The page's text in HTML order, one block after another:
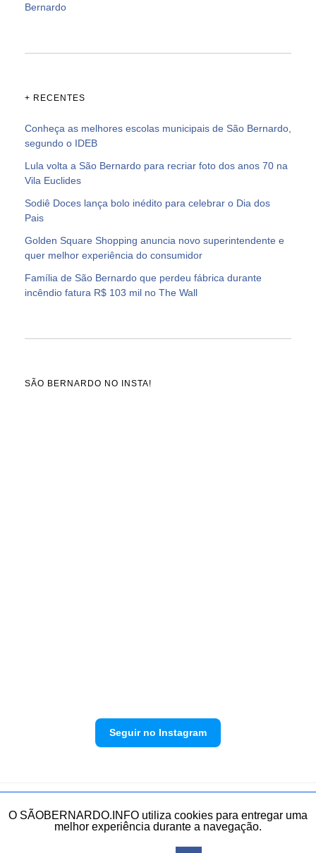
Bernardo
+ RECENTES
Conheça as melhores escolas municipais de São Bernardo,
segundo o IDEB
Lula volta a São Bernardo para recriar foto dos anos 70 na
Vila Euclides
Sodiê Doces lança bolo inédito para celebrar o Dia dos
Pais
Golden Square Shopping anuncia novo superintendente e
quer melhor experiência do consumidor
Família de São Bernardo que perdeu fábrica durante
incêndio fatura R$ 103 mil no The Wall
SÃO BERNARDO NO INSTA!
Seguir no Instagram
Política de privacidade Envie sua denúncia
O SÃOBERNARDO.INFO utiliza cookies para entregar uma
melhor experiência durante a navegação.